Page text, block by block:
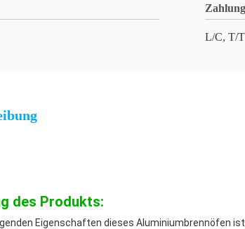
L/C, T/T
des Produkts:
Eigenschaften dieses Aluminiumbrennöfen